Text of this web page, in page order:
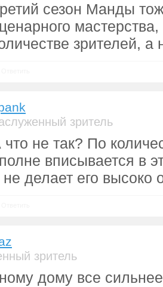
сезон Манды
зрителей, а
зритель
что не так? По
вписывается в
не делает его высоко
зритель
дому все